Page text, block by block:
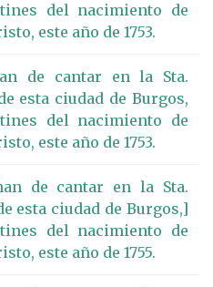
del nacimiento de
este año de 1753.
de cantar en la Sta.
esta ciudad de Burgos,
del nacimiento de
este año de 1753.
de cantar en la Sta.
esta ciudad de Burgos,]
del nacimiento de
este año de 1755.